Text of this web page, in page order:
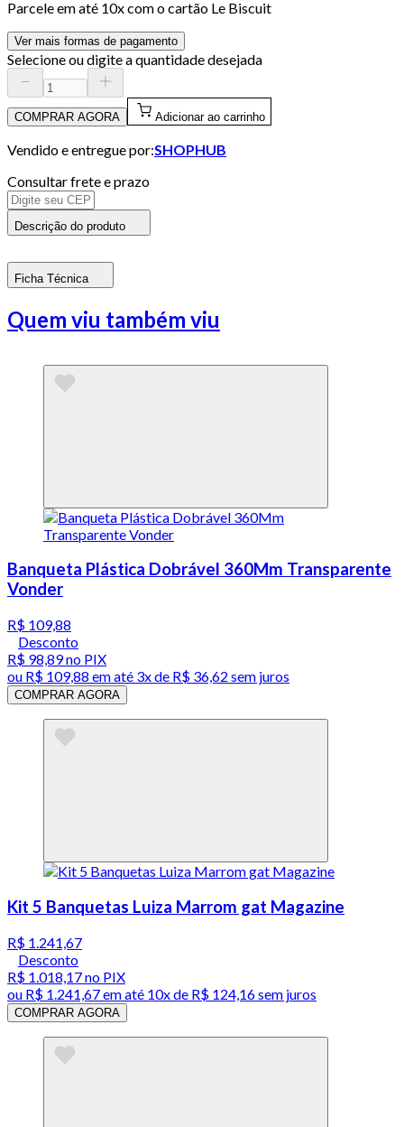
Parcele em até 10x com o cartão Le Biscuit
Ver mais formas de pagamento
Selecione ou digite a quantidade desejada
COMPRAR AGORA Adicionar ao carrinho
Vendido e entregue por:SHOPHUB
Consultar frete e prazo
Descrição do produto
Ficha Técnica
Quem viu também viu
Banqueta Plástica Dobrável 360Mm Transparente
Vonder
R$ 109,88
Desconto
R$ 98,89no PIX
ou R$ 109,88 em até 3x de R$ 36,62 sem juros
COMPRAR AGORA
Kit 5 Banquetas Luiza Marrom gat Magazine
R$ 1.241,67
Desconto
R$ 1.018,17no PIX
ou R$ 1.241,67em até 10x de R$ 124,16 sem juros
COMPRAR AGORA